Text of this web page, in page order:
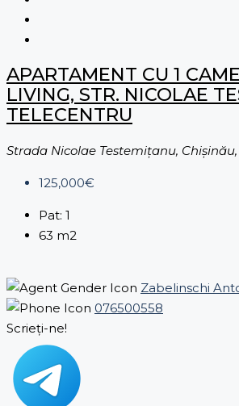
APARTAMENT CU 1
LIVING, STR. NICOLAE
TELECENTRU
Strada Nicolae Testemițanu,
125,000€
Pat: 1
63 m2
Zabelinschi
076500558
Scrieți-ne!